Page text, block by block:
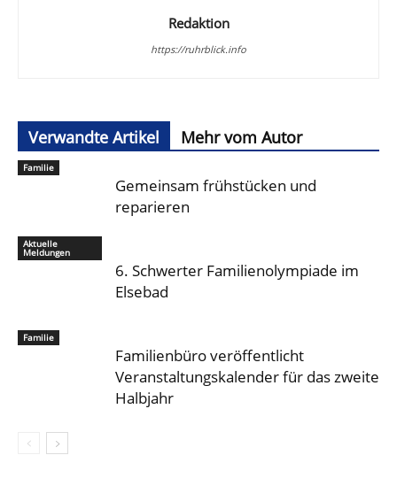
Redaktion
https://ruhrblick.info
Verwandte Artikel Mehr vom Autor
Familie
Gemeinsam frühstücken und
reparieren
Aktuelle
Meldungen
6. Schwerter Familienolympiade im
Elsebad
Familie
Familienbüro veröffentlicht
Veranstaltungskalender für das zweite
Halbjahr